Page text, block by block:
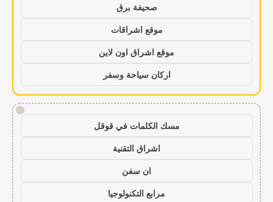
صحيفة برق
موقع اشراقات
موقع اشراق اون لاين
اركان سياحة وسفر
!
مسك الكلمات في قوقل
اشراق التقنية
ان سفن
مرابع التكنولوجيا